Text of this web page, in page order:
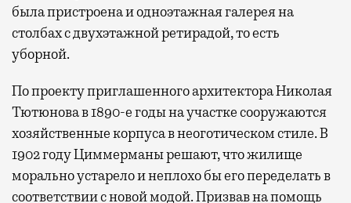
была пристроена и одноэтажная галерея на
столбах с двухэтажной ретирадой, то есть
уборной.
По проекту приглашенного архитектора Николая
Тютюнова в 1890-е годы на участке сооружаются
хозяйственные корпуса в неоготическом стиле. В
1902 году Циммерманы решают, что жилище
морально устарело и неплохо бы его переделать в
соответствии с новой модой. Призвав на помощь